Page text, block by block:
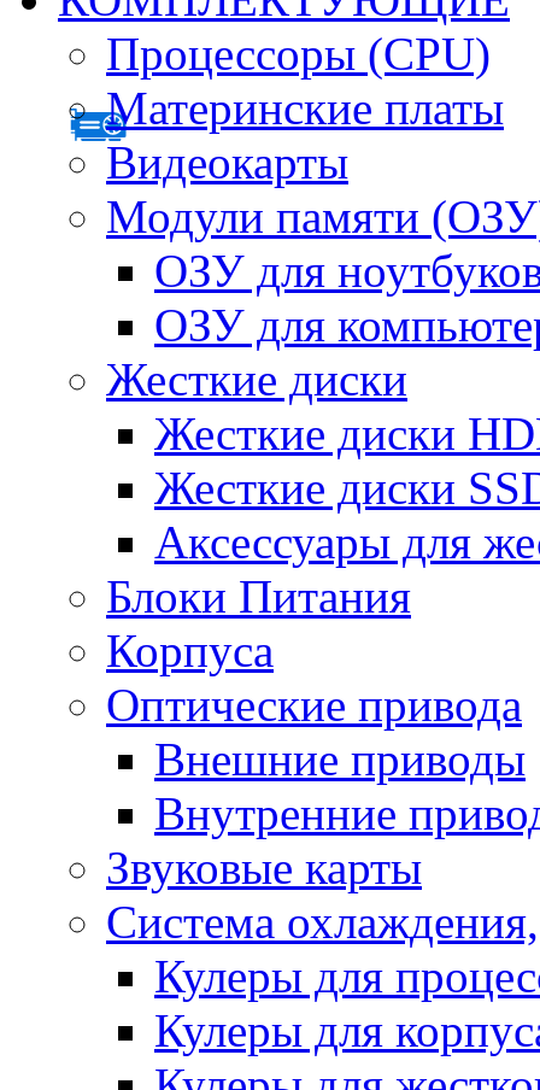
Процессоры (CPU)
Материнские платы
Видеокарты
Модули памяти
ОЗУ для
ОЗУ для
Жесткие диски
Жесткие диски
Жесткие диски
Аксессуары для
Блоки Питания
Корпуса
Оптические привода
Внешние приводы
Внутренние
Звуковые карты
Система
Кулеры для
Кулеры для